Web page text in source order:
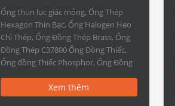
Ống thun lục giác mỏng, Ống Thép
Hexagon Thin Bạc, Ống Halogen Heo
Chì Thép, Ống Đồng Thép Brass, Ống
Đồng Thép C37800 Ống Đồng Thiếc,
Ống đồng Thiếc Phosphor, Ống Đồng
mỏng ống tính năng Lục giác đồng
thau Ống Nhà sản xuất: Ống thun lục
Xem thêm